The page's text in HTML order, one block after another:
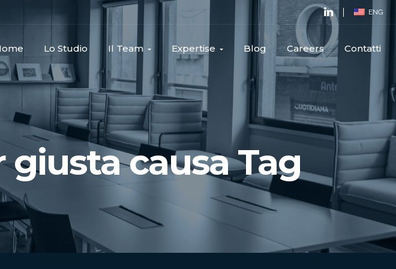
ENG
Lo Studio Il Team Expertise Blog Careers Contatti
causa Tag